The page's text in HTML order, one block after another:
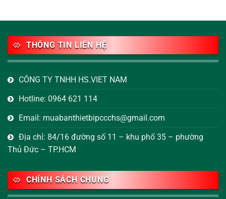
THÔNG TIN LIÊN HỆ
CÔNG TY TNHH HS.VIET NAM
Hotline: 0964 621 114
Email: muabanthietbipccchs@gmail.com
Địa chỉ: 84/16 đường số 11 – khu phố 35 – phường
Thủ Đức – TP.HCM
CHÍNH SÁCH CHUNG